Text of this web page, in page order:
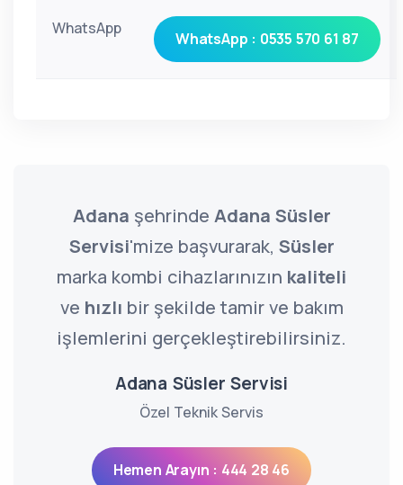
WhatsApp
WhatsApp : 0535 570 61 87
Adana şehrinde Adana Süsler
Servisi'mize başvurarak, Süsler
marka kombi cihazlarınızın kaliteli
ve hızlı bir şekilde tamir ve bakım
işlemlerini gerçekleştirebilirsiniz.
Adana Süsler Servisi
Özel Teknik Servis
Hemen Arayın : 444 28 46